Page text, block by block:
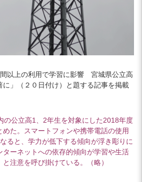
以上の利用で学習に影響 宮城県公立高
」（２０日付け）と題する記事を掲載
の公立高1、2年生を対象にした2018年度
た。スマートフォンや携帯電話の使用
ると、学力が低下する傾向が浮き彫りに
ターネットへの依存的傾向が学習や生活
注意を呼び掛けている。（略）